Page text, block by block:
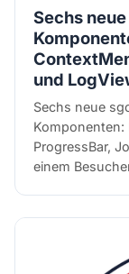
Sechs
und
Sechs neue
Komponenten:
ProgressBar,
einem